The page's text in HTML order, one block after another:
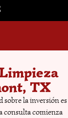
TX
sobre la inversión es
consulta comienza